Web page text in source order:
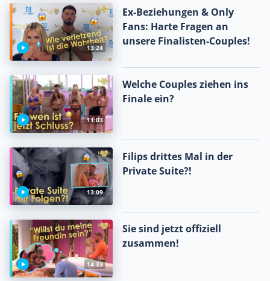
13:24
Ex-Beziehungen & Only
Fans: Harte Fragen an
unsere Finalisten-Couples!
11:03
Welche Couples ziehen ins
Finale ein?
13:09
Filips drittes Mal in der
Private Suite?!
14:33
Sie sind jetzt offiziell
zusammen!